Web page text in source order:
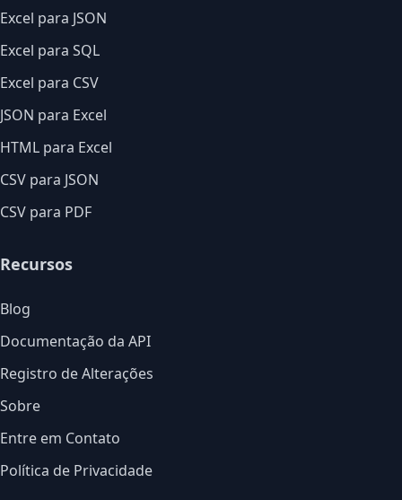
Excel para JSON
Excel para SQL
Excel para CSV
JSON para Excel
HTML para Excel
CSV para JSON
CSV para PDF
Recursos
Blog
Documentação da API
Registro de Alterações
Sobre
Entre em Contato
Política de Privacidade